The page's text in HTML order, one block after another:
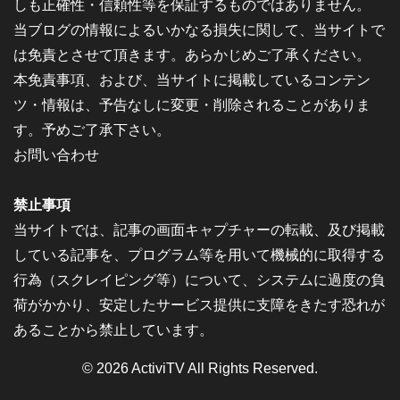
しも正確性・信頼性等を保証するものではありません。
当ブログの情報によるいかなる損失に関して、当サイトで
は免責とさせて頂きます。あらかじめご了承ください。
本免責事項、および、当サイトに掲載しているコンテン
ツ・情報は、予告なしに変更・削除されることがありま
す。予めご了承下さい。
お問い合わせ
禁止事項
当サイトでは、記事の画面キャプチャーの転載、及び掲載
している記事を、プログラム等を用いて機械的に取得する
行為（スクレイピング等）について、システムに過度の負
荷がかかり、安定したサービス提供に支障をきたす恐れが
あることから禁止しています。
© 2026ActiviTVAll Rights Reserved.